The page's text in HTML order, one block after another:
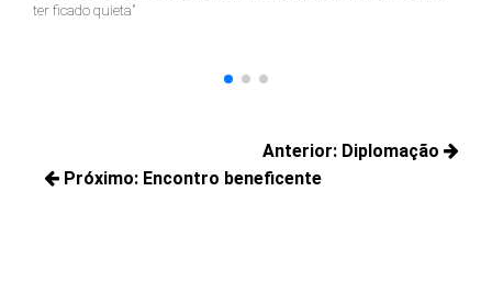
ter ficado quieta"
de
Anterior: Diplomação
Próximo: Encontro beneficente